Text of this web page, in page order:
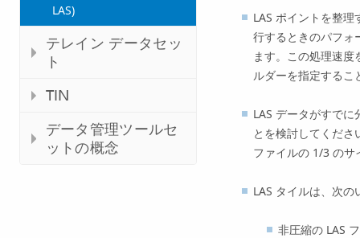
LAS)
テレイン データセッ
ト
TIN
データ管理ツールセ
ットの概念
LAS ポイントを整
行するときのパフォ
ます。この処理速
ルダーを指定するこ
LAS データがすで
とを検討してくださ
ファイルの 1/3 のサ
LAS タイルは、次
非圧縮の LAS